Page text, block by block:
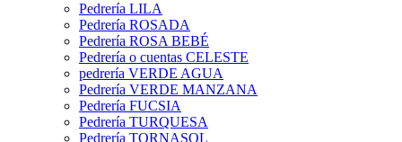
Pedrería LILA
Pedrería ROSADA
Pedrería ROSA BEBÉ
Pedrería o cuentas CELESTE
pedrería VERDE AGUA
Pedrería VERDE MANZANA
Pedrería FUCSIA
Pedrería TURQUESA
Pedrería TORNASOL